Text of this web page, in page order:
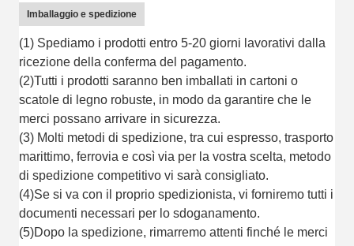
Imballaggio e spedizione
(1) Spediamo i prodotti entro 5-20 giorni lavorativi dalla
ricezione della conferma del pagamento.
(2)Tutti i prodotti saranno ben imballati in cartoni o
scatole di legno robuste, in modo da garantire che le
merci possano arrivare in sicurezza.
(3) Molti metodi di spedizione, tra cui espresso, trasporto
marittimo, ferrovia e così via per la vostra scelta, metodo
di spedizione competitivo vi sarà consigliato.
(4)Se si va con il proprio spedizionista, vi forniremo tutti i
documenti necessari per lo sdoganamento.
(5)Dopo la spedizione, rimarremo attenti finché le merci